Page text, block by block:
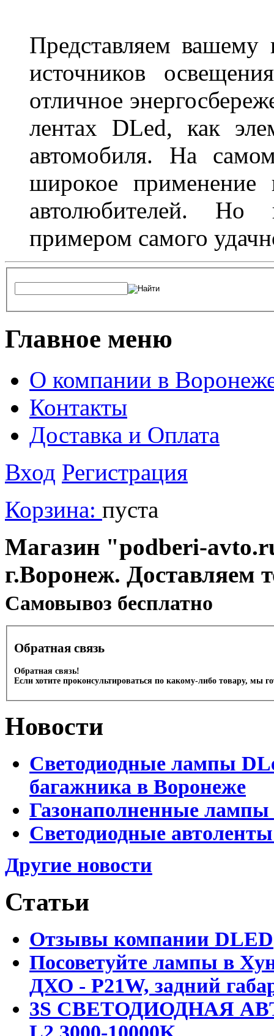
Представляем
источников
отличное
лентах DLed, как
автомобиля. На
широкое
автолюбителей. Но
примером самого
Главное меню
О компании в
Контакты
Доставка и Оплата
Вход Регистрация
Корзина: пуста
Магазин "podberi-
г.Воронеж. Доставляем
Cамовывоз бесплатно
Обратная связь
Обратная связь!
Если хотите проконсультироваться по какому-либо товару, мы
Новости
Светодиодные лампы
багажника в Воронеже
Газонаполненные
Светодиодные
Другие новости
Статьи
Отзывы компании DLED
Посоветуйте лампы в
ДХО - P21W, задний
3S СВЕТОДИОДНАЯ